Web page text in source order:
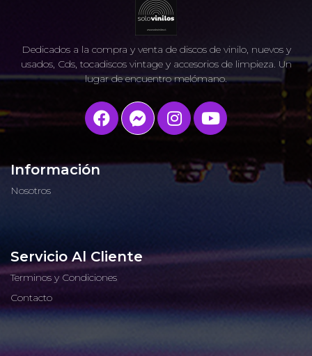
Dedicados a la compra y venta de discos de vinilo, nuevos y
usados, Cds, tocadiscos vintage y accesorios de limpieza. Un
lugar de encuentro melómano.
Información
Nosotros
Servicio Al Cliente
Terminos y Condiciones
Contacto